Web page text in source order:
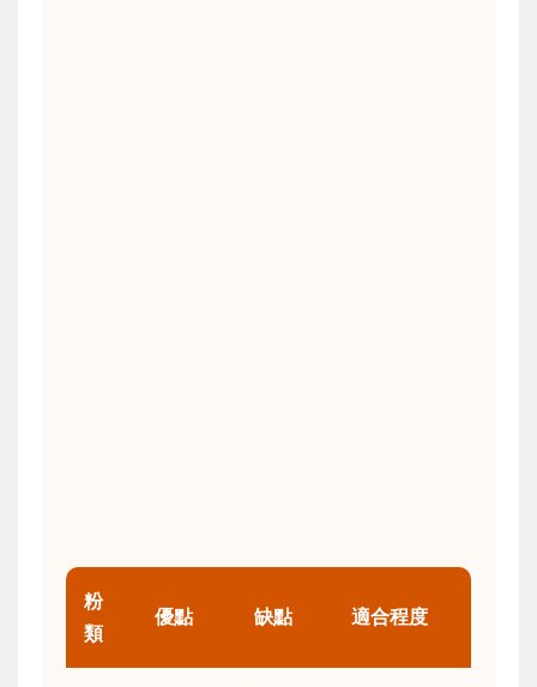
粉
類
優點 缺點 適合程度